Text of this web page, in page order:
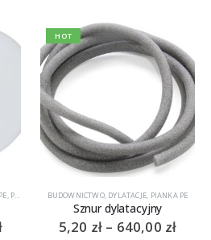
, PIANKA PE ROLKI
Zakres
HOT
BUDOWNICTWO, DYLATACJE, PIANKA PE
Sznur dylatacyjny
5,20 zł – 640,00 zł